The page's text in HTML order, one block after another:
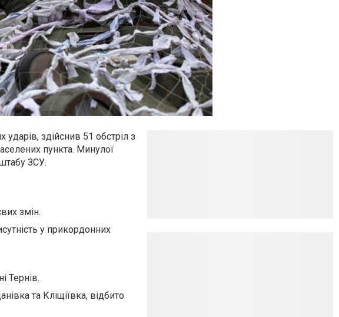
здійснив 51 обстріл з
пункта. Минулої
ЗСУ.
змін.
у прикордонних
Тернів.
та Кліщіївка, відбито